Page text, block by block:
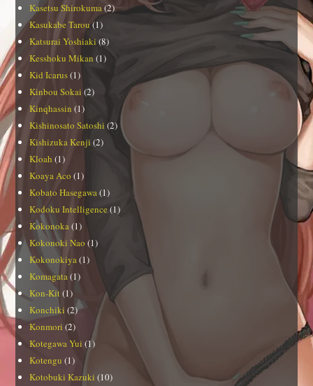
Kasetsu Shirokuma (2)
Kasukabe Tarou(1)
Katsurai Yoshiaki (8)
Kesshoku Mikan (1)
Kid Icarus(1)
Kinbou Sokai (2)
Kinqhassin (1)
Kishinosato Satoshi (2)
Kishizuka Kenji (2)
Kloah (1)
Koaya Aco (1)
Kobato Hasegawa (1)
Kodoku Intelligence(1)
Kokonoka (1)
Kokonoki Nao (1)
Kokonokiya (1)
Komagata (1)
Kon-Kit (1)
Konchiki (2)
Konmori (2)
Kotegawa Yui (1)
Kotengu (1)
Kotobuki Kazuki (10)